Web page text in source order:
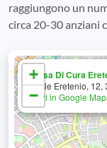
raggiungono un
circa 20-30 anziani
Casa Di Cura
Viale Eretenio, 12,
Apri in Google
+
−